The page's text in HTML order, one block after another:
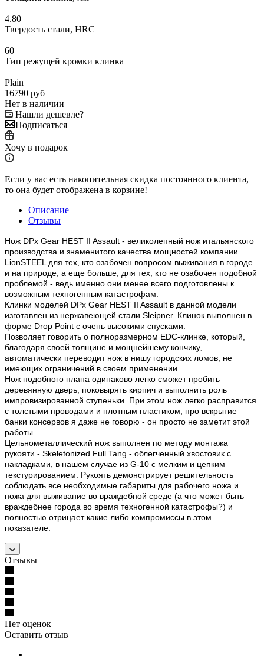
—
4.80
Твердость стали, HRC
—
60
Тип режущей кромки клинка
—
Plain
16790 руб
Нет в наличии
Нашли дешевле?
Подписаться
Хочу в подарок
Если у вас есть накопительная скидка постоянного клиента,
то она будет отображена в корзине!
Описание
Отзывы
Нож DPx Gear HEST II Assault - великолепный нож итальянского
производства и знаменитого качества мощностей компании
LionSTEEL для тех, кто озабочен вопросом выживания в городе
и на природе, а еще больше, для тех, кто не озабочен подобной
проблемой - ведь именно они менее всего подготовлены к
возможным техногенным катастрофам.
Клинки моделей DPx Gear HEST II Assault в данной модели
изготавлен из нержавеющей стали Sleipner. Клинок выполнен в
форме Drop Point с очень высокими спусками.
Позволяет говорить о полноразмерном EDC-клинке, который,
благодаря своей толщине и мощнейшему кончику,
автоматически переводит нож в нишу городских ломов, не
имеющих ограничений в своем применении.
Нож подобного плана одинаково легко сможет пробить
деревянную дверь, поковырять кирпич и выполнить роль
импровизированной ступеньки. При этом нож легко расправится
с толстыми проводами и плотным пластиком, про вскрытие
банки консервов я даже не говорю - он просто не заметит этой
работы.
Цельнометаллический нож выполнен по методу монтажа
рукояти - Skeletonized Full Tang - облегченный хвостовик с
накладками, в нашем случае из G-10 с мелким и цепким
текстурированием. Рукоять демонстрирует решительность
соблюдать все необходимые габариты для рабочего ножа и
ножа для выживание во враждебной среде (а что может быть
враждебнее города во время техногенной катастрофы?) и
полностью отрицает какие либо компромиссы в этом
показателе.
Отзывы
Нет оценок
Оставить отзыв